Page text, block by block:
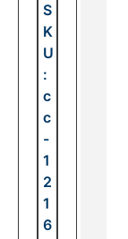
S
K
U
:
c
c
-
1
2
1
6